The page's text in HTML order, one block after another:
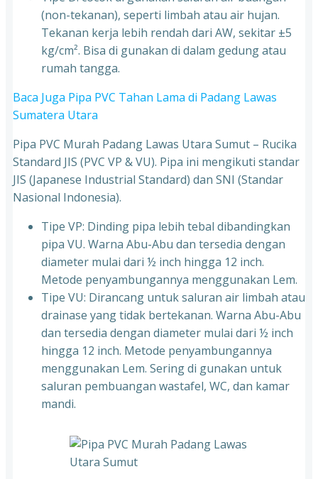
(non-tekanan), seperti limbah atau air hujan.
Tekanan kerja lebih rendah dari AW, sekitar ±5
kg/cm². Bisa di gunakan di dalam gedung atau
rumah tangga.
Baca Juga Pipa PVC Tahan Lama di Padang Lawas
Sumatera Utara
Pipa PVC Murah Padang Lawas Utara Sumut – Rucika
Standard JIS (PVC VP & VU). Pipa ini mengikuti standar
JIS (Japanese Industrial Standard) dan SNI (Standar
Nasional Indonesia).
Tipe VP: Dinding pipa lebih tebal dibandingkan
pipa VU. Warna Abu-Abu dan tersedia dengan
diameter mulai dari ½ inch hingga 12 inch.
Metode penyambungannya menggunakan Lem.
Tipe VU: Dirancang untuk saluran air limbah atau
drainase yang tidak bertekanan. Warna Abu-Abu
dan tersedia dengan diameter mulai dari ½ inch
hingga 12 inch. Metode penyambungannya
menggunakan Lem. Sering di gunakan untuk
saluran pembuangan wastafel, WC, dan kamar
mandi.